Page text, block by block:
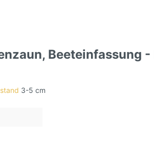
Beeteinfassung -
3-5 cm